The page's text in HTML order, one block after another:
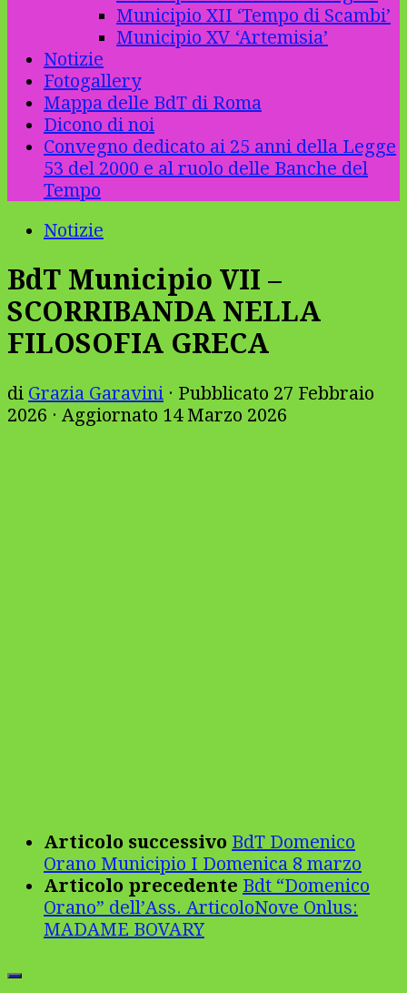
Municipio XII ‘Tempo di Scambi’
Municipio XV ‘Artemisia’
Notizie
Fotogallery
Mappa delle BdT di Roma
Dicono di noi
Convegno dedicato ai 25 anni della Legge
53 del 2000 e al ruolo delle Banche del
Tempo
Notizie
BdT Municipio VII –
SCORRIBANDA NELLA
FILOSOFIA GRECA
di Grazia Garavini · Pubblicato 27 Febbraio
2026 · Aggiornato 14 Marzo 2026
Articolo successivo BdT Domenico
Orano Municipio I Domenica 8 marzo
Articolo precedente Bdt “Domenico
Orano” dell’Ass. ArticoloNove Onlus:
MADAME BOVARY